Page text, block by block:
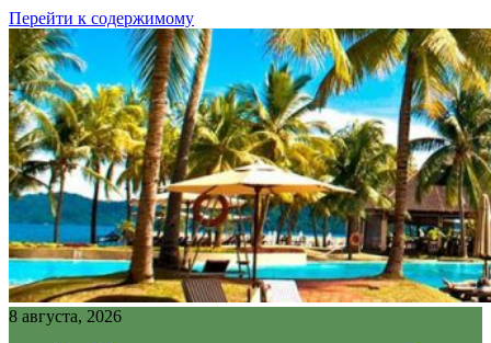
Перейти к содержимому
8 августа, 2026